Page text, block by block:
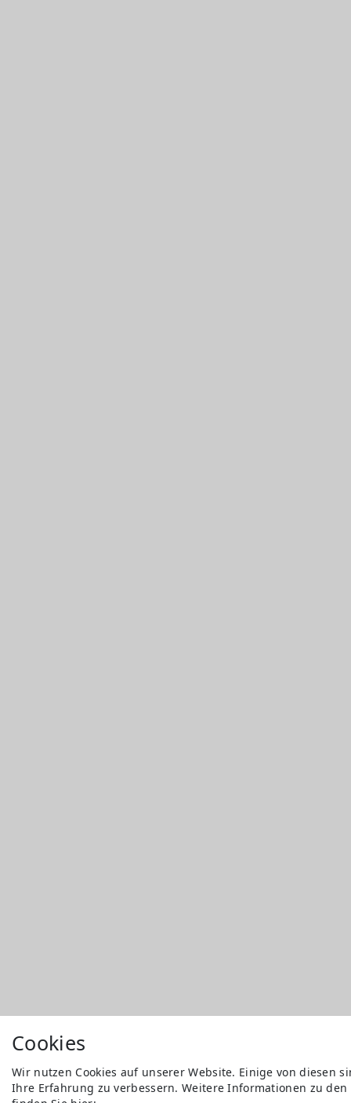
Cookies
Wir nutzen Cookies auf unserer Website. Einige von diesen
Ihre Erfahrung zu verbessern. Weitere Informationen zu